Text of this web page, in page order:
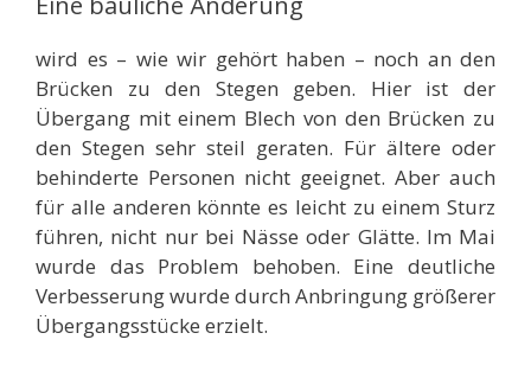
wird es – wie wir gehört haben – noch an den
Brücken zu den Stegen geben. Hier ist der
Übergang mit einem Blech von den Brücken zu
den Stegen sehr steil geraten. Für ältere oder
behinderte Personen nicht geeignet. Aber auch
für alle anderen könnte es leicht zu einem Sturz
führen, nicht nur bei Nässe oder Glätte. Im Mai
wurde das Problem behoben. Eine deutliche
Verbesserung wurde durch Anbringung größerer
Übergangsstücke erzielt.